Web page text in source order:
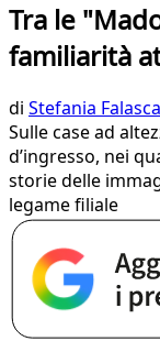
Tra le
familiarità
di Stefania Falasca
Sulle case ad
d’ingresso, nei
storie delle
legame filiale